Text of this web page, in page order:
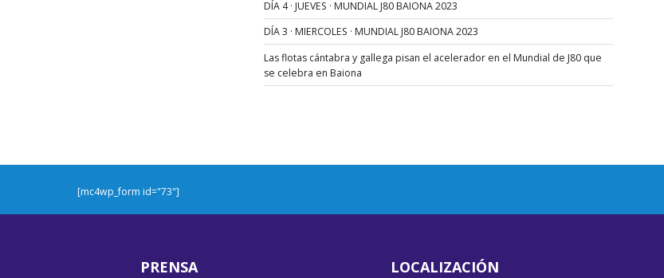
DÍA 4 · JUEVES · MUNDIAL J80 BAIONA 2023
DÍA 3 · MIERCOLES · MUNDIAL J80 BAIONA 2023
Las flotas cántabra y gallega pisan el acelerador en el Mundial de J80 que
se celebra en Baiona
[mc4wp_form id="73"]
PRENSA LOCALIZACIÓN